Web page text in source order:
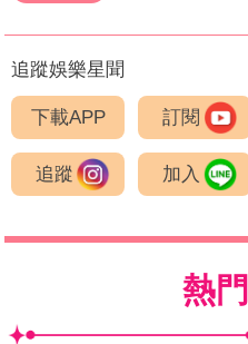
追蹤娛樂星聞
下載APP 訂閱
追蹤 加入
熱